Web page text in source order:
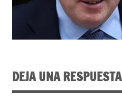
DEJA UNA RESPUESTA